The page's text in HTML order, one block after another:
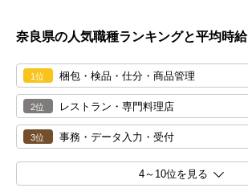
奈良県の人気職種ランキングと平均時給
梱包・検品・仕分・商品管理
1位
レストラン・専門料理店
2位
事務・データ入力・受付
3位
4～10位を見る